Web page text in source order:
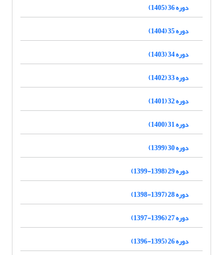
دوره 36 (1405)
دوره 35 (1404)
دوره 34 (1403)
دوره 33 (1402)
دوره 32 (1401)
دوره 31 (1400)
دوره 30 (1399)
دوره 29 (1398-1399)
دوره 28 (1397-1398)
دوره 27 (1396-1397)
دوره 26 (1395-1396)